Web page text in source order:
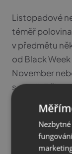
Listopadové
téměř
v předmětu
od Black
November
s emoji.
Emoji v
Emoji se v